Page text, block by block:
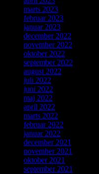
marts 2023
februar 2023
januar 2023
december 2022
november 2022
oktober 2022
september 2022
august 2022
juli 2022
juni 2022
maj 2022
april 2022
marts 2022
februar 2022
januar 2022
december 2021
november 2021
oktober 2021
september 2021